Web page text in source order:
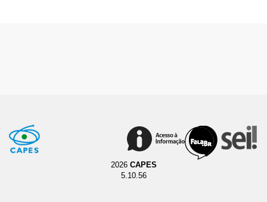
2026 CAPES
5.10.56